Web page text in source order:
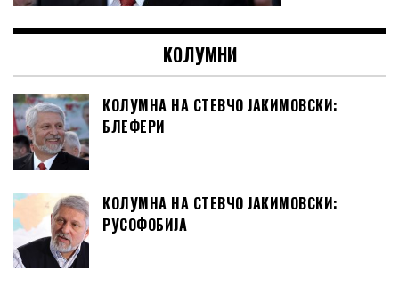
КОЛУМНИ
КОЛУМНА НА СТЕВЧО ЈАКИМОВСКИ:
БЛЕФЕРИ
КОЛУМНА НА СТЕВЧО ЈАКИМОВСКИ:
РУСОФОБИЈА